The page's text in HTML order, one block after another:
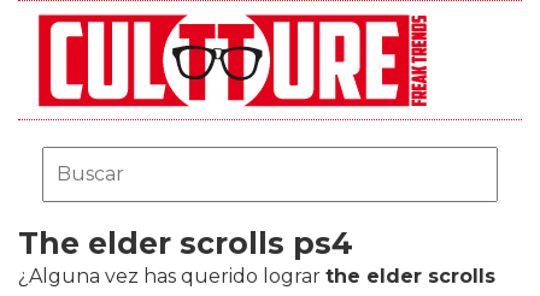
The elder scrolls ps4
¿Alguna vez has querido lograr the elder scrolls